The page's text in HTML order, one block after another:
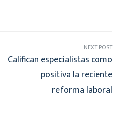
NEXT POST
Califican especialistas como
positiva la reciente
reforma laboral